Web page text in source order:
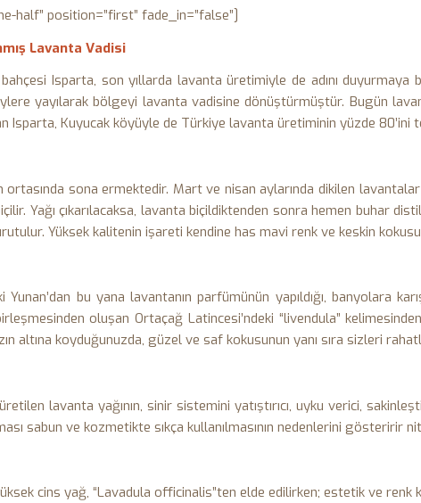
half” position=”first” fade_in=”false”]
Lavanta Vadisi
Isparta, son yıllarda lavanta üretimiyle de adını duyurmaya
yayılarak bölgeyi lavanta vadisine dönüştürmüştür. Bugün
Isparta, Kuyucak köyüyle de Türkiye lavanta üretiminin yüzde 80’ini
ortasında sona ermektedir. Mart ve nisan aylarında dikilen
Yağı çıkarılacaksa, lavanta biçildiktenden sonra hemen buhar
Yüksek kalitenin işareti kendine has mavi renk ve keskin
bu yana lavantanın parfümünün yapıldığı, banyolara
oluşan Ortaçağ Latince­si’ndeki “livendula”
altına koyduğunuzda, güzel ve saf kokusunun yanı sıra sizleri
lavanta yağının, sinir sistemini yatıştırıcı, uyku verici,
sabun ve kozmetikte sıkça kullanılmasının nedenlerini gösteririr
cins yağ, “Lavadula officinalis”ten elde edilirken; estetik ve